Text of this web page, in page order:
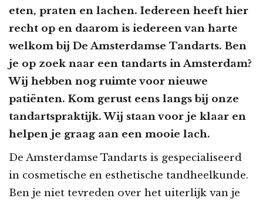
eten, praten en lachen. Iedereen heeft hier
recht op en daarom is iedereen van harte
welkom bij De Amsterdamse Tandarts. Ben
je op zoek naar een tandarts in Amsterdam?
Wij hebben nog ruimte voor nieuwe
patiënten. Kom gerust eens langs bij onze
tandartspraktijk. Wij staan voor je klaar en
helpen je graag aan een mooie lach.
De Amsterdamse Tandarts is gespecialiseerd
in cosmetische en esthetische tandheelkunde.
Ben je niet tevreden over het uiterlijk van je